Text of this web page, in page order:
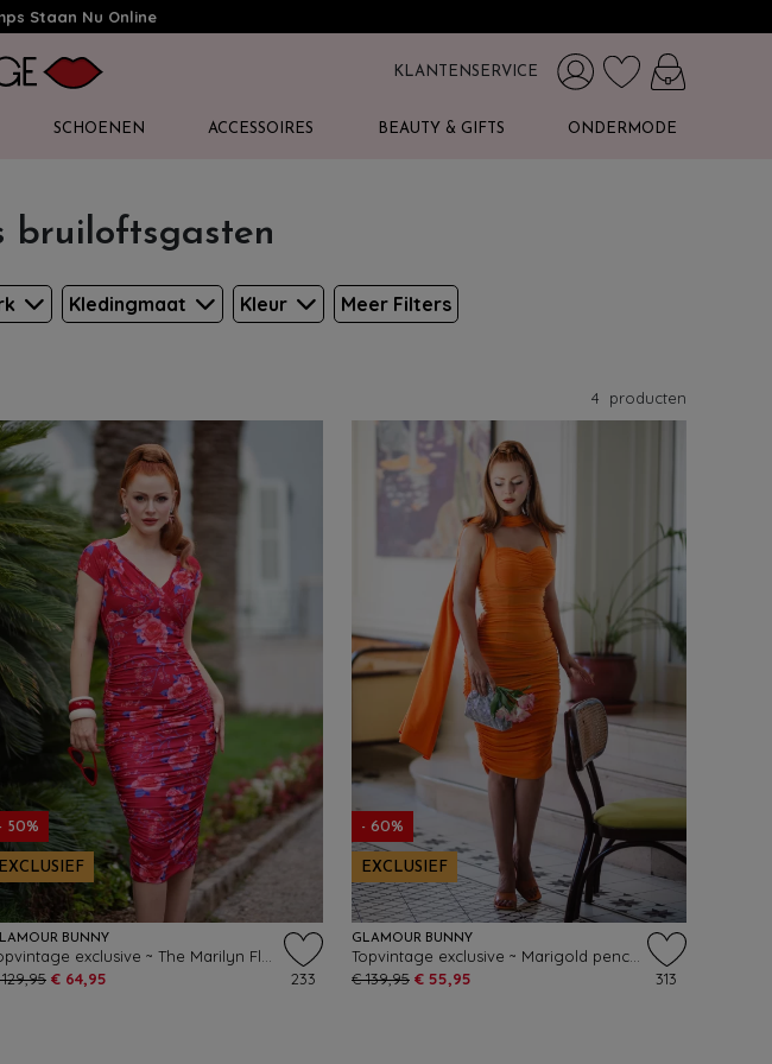
Staan Nu Online
KLANTENSERVICE
SCHOENEN ACCESSOIRES BEAUTY & GIFTS ONDERMODE
bruiloftsgasten
Kledingmaat Kleur Meer Filters
4 producten
- 50%
EXCLUSIEF
BUNNY
€ 64,95 233
- 60%
EXCLUSIEF
GLAMOUR BUNNY
Topvintage exclusive ~ Marigold pencil jurk in oranje
€ 139,95 € 55,95 313